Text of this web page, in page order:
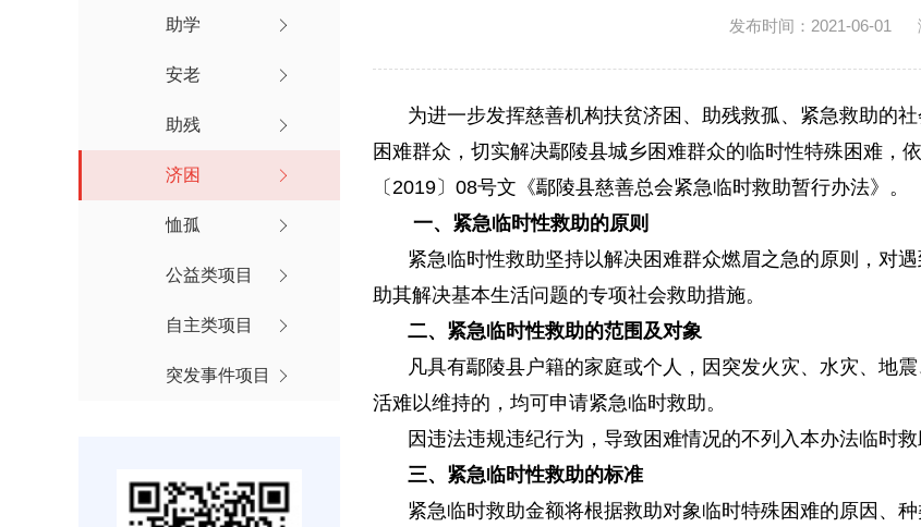
助学 
安老 
助残 
济困 
恤孤 
公益类项目 
自主类项目 
突发事件项目 
发布时间：2021-06-01
为进一步发挥慈善机构扶贫济困、助残救孤、紧急救助的
困难群众，切实解决鄢陵县城乡困难群众的临时性特殊困难，
〔2019〕08号文《鄢陵县慈善总会紧急临时救助暂行办法》。
一、紧急临时性救助的原则
紧急临时性救助坚持以解决困难群众燃眉之急的原则，对
助其解决基本生活问题的专项社会救助措施。
二、紧急临时性救助的范围及对象
凡具有鄢陵县户籍的家庭或个人，因突发火灾、水灾、地
活难以维持的，均可申请紧急临时救助。
因违法违规违纪行为，导致困难情况的不列入本办法临时救
三、紧急临时性救助的标准
紧急临时救助金额将根据救助对象临时特殊困难的原因、